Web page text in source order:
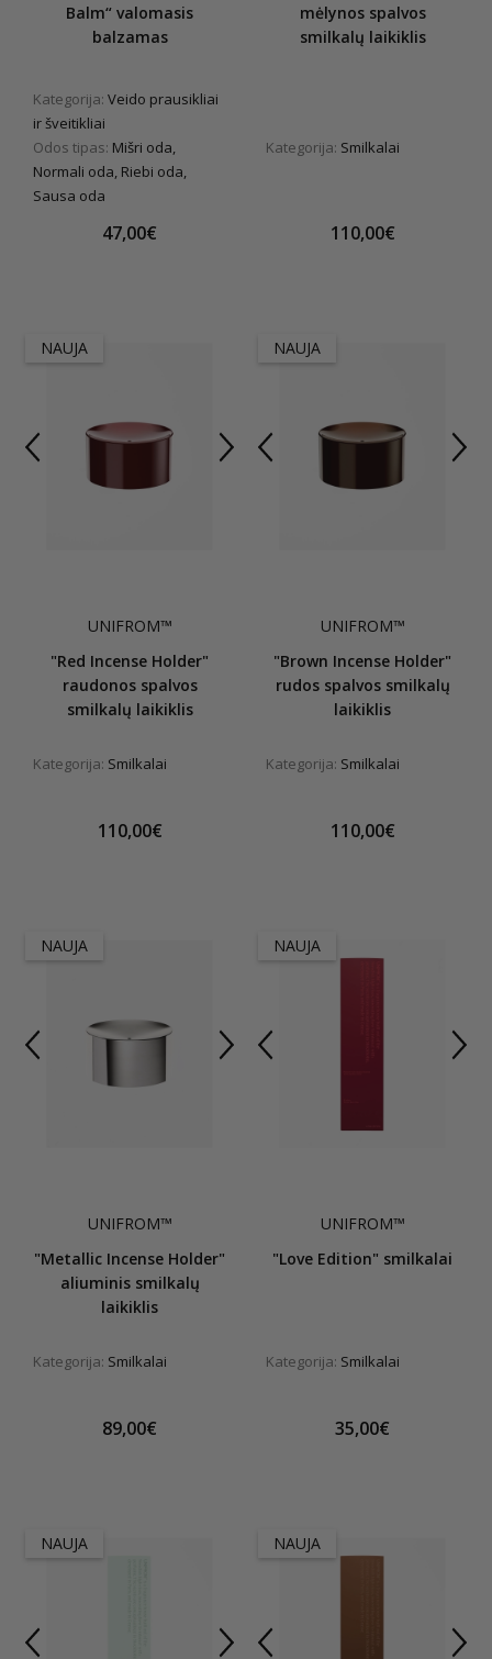
Balm“ valomasis
balzamas
Kategorija: Veido prausikliai
ir šveitikliai
Odos tipas: Mišri oda,
Normali oda, Riebi oda,
Sausa oda
47,00€
mėlynos spalvos
smilkalų laikiklis
Kategorija: Smilkalai
110,00€
NAUJA
UNIFROM™
"Red Incense Holder"
raudonos spalvos
smilkalų laikiklis
Kategorija: Smilkalai
110,00€
NAUJA
UNIFROM™
"Brown Incense Holder"
rudos spalvos smilkalų
laikiklis
Kategorija: Smilkalai
110,00€
NAUJA
UNIFROM™
"Metallic Incense Holder"
aliuminis smilkalų
laikiklis
Kategorija: Smilkalai
89,00€
NAUJA
UNIFROM™
"Love Edition" smilkalai
Kategorija: Smilkalai
35,00€
NAUJA NAUJA